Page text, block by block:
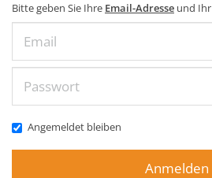
Bitte geben Sie Ihre Email-Adresse und Ihr
Angemeldet bleiben
Anmelden